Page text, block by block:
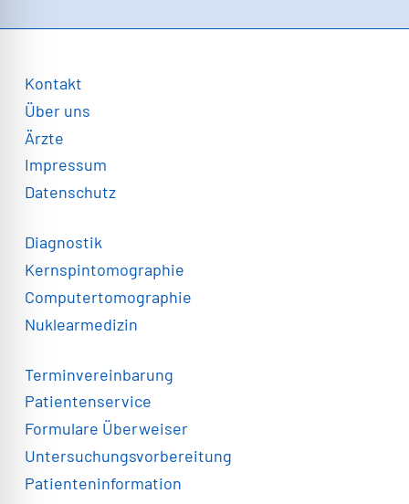
Kontakt
Über uns
Ärzte
Impressum
Datenschutz
Diagnostik
Kernspintomographie
Computertomographie
Nuklearmedizin
Terminvereinbarung
Patientenservice
Formulare Überweiser
Untersuchungsvorbereitung
Patienteninformation